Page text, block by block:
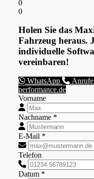
0
0
Holen Sie das
Fahrzeug heraus.
individuelle
vereinbaren!
WhatsApp
performance.de
Vorname
Nachname *
E-Mail *
Telefon
Datum *